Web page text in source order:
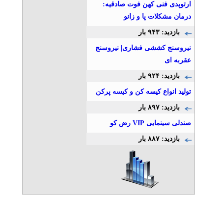
ارتوپدی فنی کهن فوت صادقیه:
درمان مشکلات پا و زانو
بازدید: ۹۴۳ بار
نیروسنج کششی فشاری| نیروسنج
عقربه ای
بازدید: ۹۲۴ بار
تولید انواع کیسه کن و کیسه پرکن
بازدید: ۸۹۷ بار
صندلی سینمایی VIP رض کو
بازدید: ۸۸۷ بار